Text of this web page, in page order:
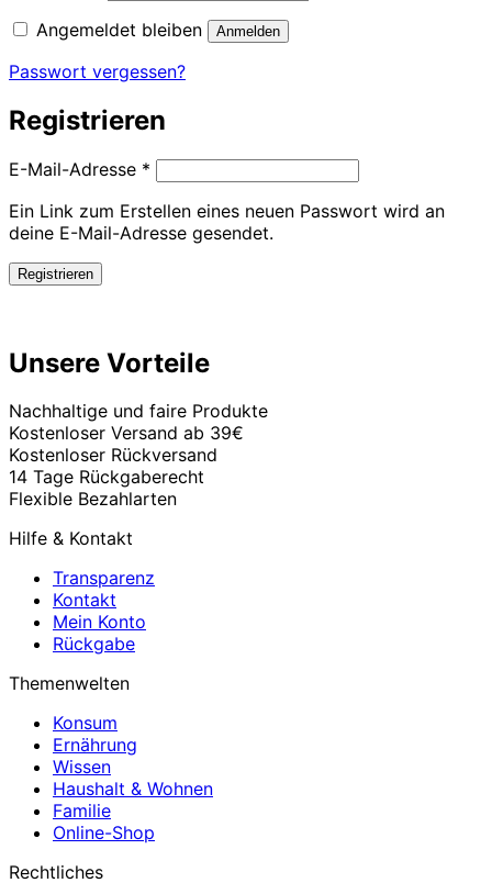
Angemeldet bleiben
Anmelden
Passwort vergessen?
Registrieren
E-Mail-Adresse * Erforderlich
Ein Link zum Erstellen eines neuen Passwort wird an
deine E-Mail-Adresse gesendet.
Registrieren
Unsere Vorteile
Nachhaltige und faire Produkte
Kostenloser Versand ab 39€
Kostenloser Rückversand
14 Tage Rückgaberecht
Flexible Bezahlarten
Hilfe & Kontakt
Transparenz
Kontakt
Mein Konto
Rückgabe
Themenwelten
Konsum
Ernährung
Wissen
Haushalt & Wohnen
Familie
Online-Shop
Rechtliches